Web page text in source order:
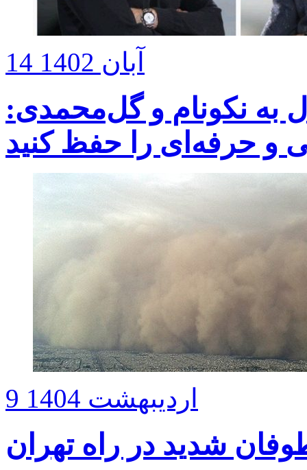
14 آبان 1402
به نکونام و گل‌محمدی:
9 اردیبهشت 1404
شدید در راه تهران